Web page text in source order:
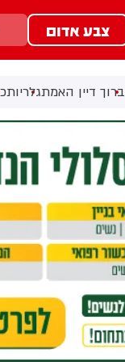
צבע אדום
ברוך דיין האמתגלריות